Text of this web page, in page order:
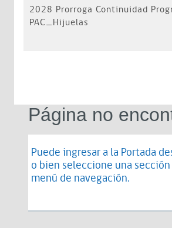
2028 Prorroga Continuidad
PAC_Hijuelas
Página no
Puede ingresar a la Portada
o bien seleccione una
menú de navegación.